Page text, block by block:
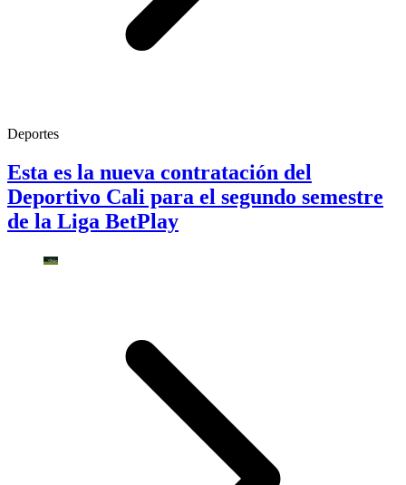
Deportes
Esta es la nueva contratación del
Deportivo Cali para el segundo semestre
de la Liga BetPlay